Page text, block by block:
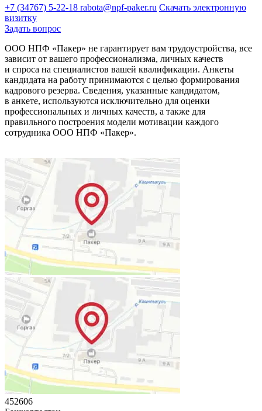
+7 (34767) 5-22-18 rabota@npf-paker.ru Скачать электронную
визитку
Задать вопрос
ООО НПФ «Пакер» не гарантирует вам трудоустройства, все
зависит от вашего профессионализма, личных качеств
и спроса на специалистов вашей квалификации. Анкеты
кандидата на работу принимаются с целью формирования
кадрового резерва. Сведения, указанные кандидатом,
в анкете, используются исключительно для оценки
профессиональных и личных качеств, а также для
правильного построения модели мотивации каждого
сотрудника ООО НПФ «Пакер».
452606